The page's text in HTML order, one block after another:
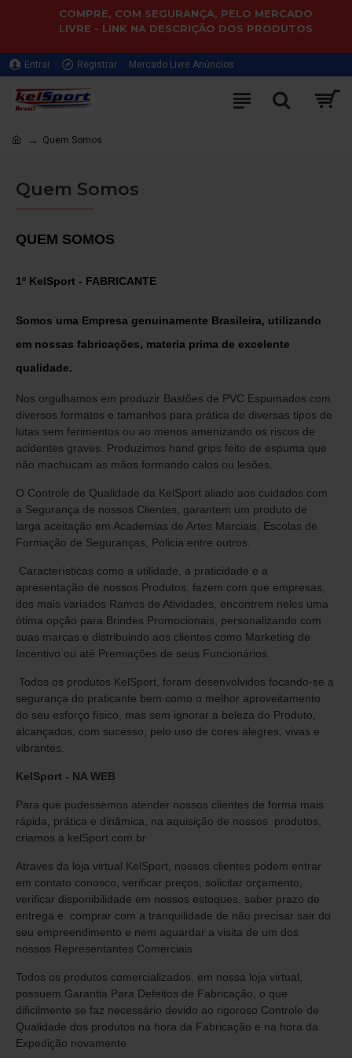
COMPRE, COM SEGURANÇA, PELO MERCADO
LIVRE - LINK NA DESCRIÇÃO DOS PRODUTOS
Entrar Registrar Mercado Livre Anúncios
Quem Somos
Quem Somos
QUEM SOMOS
1º KelSport - FABRICANTE
Somos uma Empresa genuinamente Brasileira, utilizando
em nossas fabricações, materia prima de excelente
qualidade.
Nos orgulhamos em produzir Bastões de PVC Espumados com
diversos formatos e tamanhos para prática de diversas tipos de
lutas sem ferimentos ou ao menos amenizando os riscos de
acidentes graves. Produzimos hand grips feito de espuma que
não machucam as mãos formando calos ou lesões.
O Controle de Qualidade da KelSport aliado aos cuidados com
a Segurança de nossos Clientes, garantem um produto de
larga aceitação em Academias de Artes Marciais, Escolas de
Formação de Seguranças, Policia entre outros.
Características como a utilidade, a praticidade e a
apresentação de nossos Produtos, fazem com que empresas,
dos mais variados Ramos de Atividades, encontrem neles uma
ótima opção para Brindes Promocionais, personalizando com
suas marcas e distribuindo aos clientes como Marketing de
Incentivo ou até Premiações de seus Funcionários.
Todos os produtos KelSport, foram desenvolvidos focando-se a
segurança do praticante bem como o melhor aproveitamento
do seu esforço físico, mas sem ignorar a beleza do Produto,
alcançados, com sucesso, pelo uso de cores alegres, vivas e
vibrantes.
KelSport - NA WEB
Para que pudessemos atender nossos clientes de forma mais
rápida, prática e dinâmica, na aquisição de nossos produtos,
criamos a kelSport.com.br
Atraves da loja virtual KelSport, nossos clientes podem entrar
em contato conosco, verificar preços, solicitar orçamento,
verificar disponibilidade em nossos estoques, saber prazo de
entrega e comprar com a tranquilidade de não precisar sair do
seu empreendimento e nem aguardar a visita de um dos
nossos Representantes Comerciais.
Todos os produtos comercializados, em nossa loja virtual,
possuem Garantia Para Defeitos de Fabricação, o que
dificilmente se faz necessário devido ao rigoroso Controle de
Qualidade dos produtos na hora da Fabricação e na hora da
Expedição novamente.